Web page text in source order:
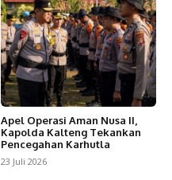
Apel Operasi Aman Nusa II,
Kapolda Kalteng Tekankan
Pencegahan Karhutla
23 Juli 2026